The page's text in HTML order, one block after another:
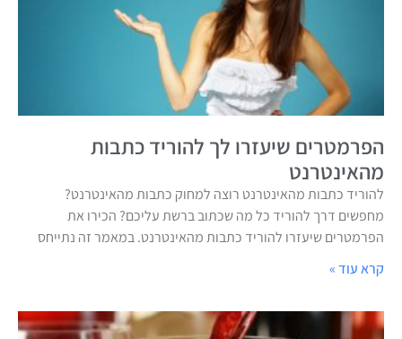
הפרמטרים שיעזרו לך להוריד כתבות
מהאינטרנט
להוריד כתבות מהאינטרנט רוצה למחוק כתבות מהאינטרנט?
מחפשים דרך להוריד כל מה שכתוב ברשת עליכם? הכירו את
הפרמטרים שיעזרו להוריד כתבות מהאינטרנט. במאמר זה נתייחס
קרא עוד »